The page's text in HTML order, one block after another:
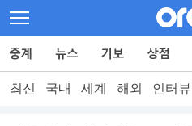
최신 국내 세계 해외 인터뷰